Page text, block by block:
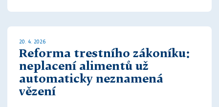
20. 4. 2026
Reforma trestního zákoníku:
neplacení alimentů už
automaticky neznamená
vězení